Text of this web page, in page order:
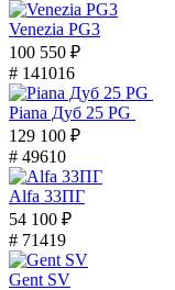
Venezia PG3
100 550 ₽
# 141016
Piana Дуб 25 PG
129 100 ₽
# 49610
Alfa 33ПГ
54 100 ₽
# 71419
Gent SV